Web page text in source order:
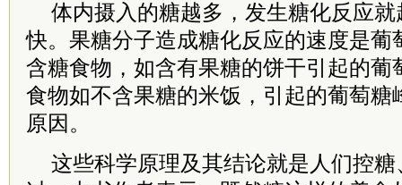
体内摄入的糖越多，发生糖化反应
快。果糖分子造成糖化反应的速度是葡
含糖食物，如含有果糖的饼干引起的葡
食物如不含果糖的米饭，引起的葡萄糖
原因。
这些科学原理及其结论就是人们控